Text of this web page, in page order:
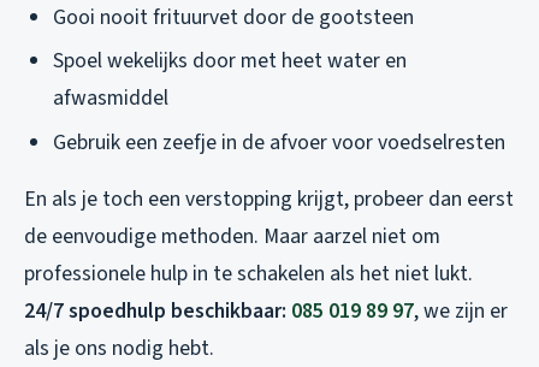
Gooi nooit frituurvet door de gootsteen
Spoel wekelijks door met heet water en
afwasmiddel
Gebruik een zeefje in de afvoer voor voedselresten
En als je toch een verstopping krijgt, probeer dan eerst
de eenvoudige methoden. Maar aarzel niet om
professionele hulp in te schakelen als het niet lukt.
24/7 spoedhulp beschikbaar: 085 019 89 97, we zijn er
als je ons nodig hebt.